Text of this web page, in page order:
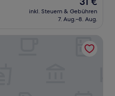
Preis
beträgt
inkl. Steuern & Gebühren
7. Aug.–8. Aug.
Wulin plaza Yefeng